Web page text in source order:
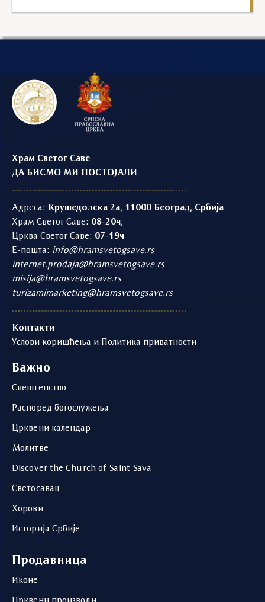
Храм Светог Саве
ДА БИСМО МИ ПОСТОЈАЛИ
Адреса: Крушедолска 2а, 11000 Београд, Србија
Храм Светог Саве: 08-20ч,
Црква Светог Саве: 07-19ч
Е-пошта: info@hramsvetogsave.rs
internet.prodaja@hramsvetogsave.rs
misija@hramsvetogsave.rs
turizamimarketing@hramsvetogsave.rs
Контакти
Услови коришћења и Политика приватности
Важно
Свештенство
Распоред богослужења
Црквени календар
Молитве
Discover the Church of Saint Sava
Светосавац
Хорови
Историја Србије
Продавница
Иконе